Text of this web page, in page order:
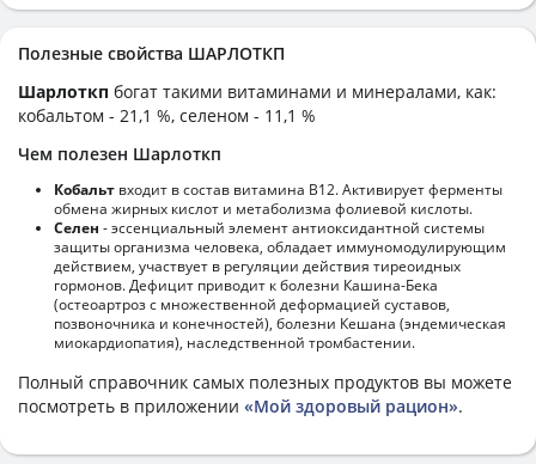
Полезные свойства ШАРЛОТКП
Шарлоткп богат такими витаминами и минералами, как:
кобальтом - 21,1 %, селеном - 11,1 %
Чем полезен Шарлоткп
Кобальт входит в состав витамина В12. Активирует ферменты
обмена жирных кислот и метаболизма фолиевой кислоты.
Селен - эссенциальный элемент антиоксидантной системы
защиты организма человека, обладает иммуномодулирующим
действием, участвует в регуляции действия тиреоидных
гормонов. Дефицит приводит к болезни Кашина-Бека
(остеоартроз с множественной деформацией суставов,
позвоночника и конечностей), болезни Кешана (эндемическая
миокардиопатия), наследственной тромбастении.
Полный справочник самых полезных продуктов вы можете
посмотреть в приложении «Мой здоровый рацион».